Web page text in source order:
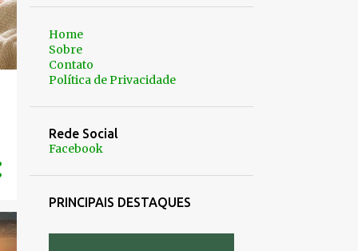
Home
Sobre
Contato
Política de Privacidade
Rede Social
Facebook
PRINCIPAIS DESTAQUES